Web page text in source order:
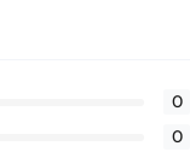
0
0